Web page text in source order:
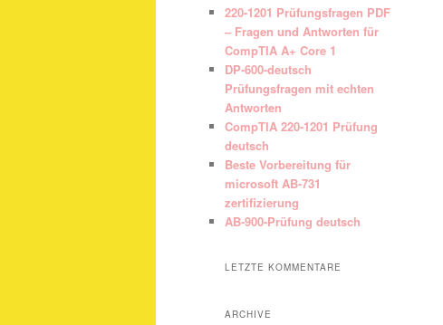
220-1201 Prüfungsfragen PDF
– Fragen und Antworten für
CompTIA A+ Core 1
DP-600-deutsch
Prüfungsfragen mit echten
Antworten
CompTIA 220-1201 Prüfung
deutsch
Beste Vorbereitung für
microsoft AB-731
zertifizierung
AB-900-Prüfung deutsch
LETZTE KOMMENTARE
ARCHIVE